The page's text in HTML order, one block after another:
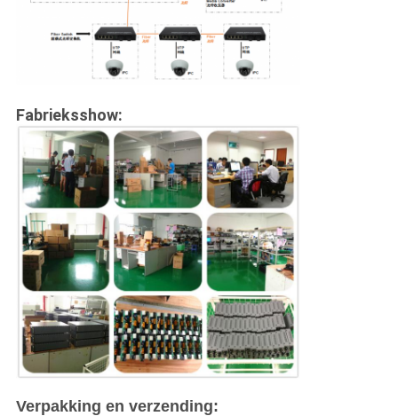
Fabrieksshow:
Verpakking en verzending: